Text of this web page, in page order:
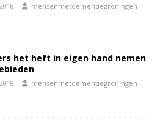
mensenmetdementiegroningen
het heft in eigen hand nemen
mensenmetdementiegroningen